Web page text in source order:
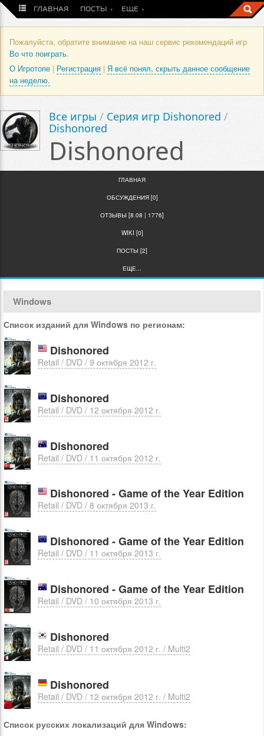
ГЛАВНАЯ ПОСТЫ ЕЩЕ
Пожалуйста, обратите внимание на наш сервис рекомендаций игр
Во что поиграть.
О Игротопе | Регистрация | Я всё понял, скрыть данное сообщение
на неделю.
Все игры / Серия игр Dishonored /
Dishonored
Dishonored
ГЛАВНАЯ
ОБСУЖДЕНИЯ [0]
ОТЗЫВЫ [8.08 | 1776]
WIKI [0]
ПОСТЫ [2]
ЕЩЕ...
Windows
Список изданий для Windows по регионам:
Dishonored
Retail / DVD / 9 октября 2012 г.
Dishonored
Retail / DVD / 12 октября 2012 г.
Dishonored
Retail / DVD / 11 октября 2012 г.
Dishonored - Game of the Year Edition
Retail / DVD / 8 октября 2013 г.
Dishonored - Game of the Year Edition
Retail / DVD / 11 октября 2013 г.
Dishonored - Game of the Year Edition
Retail / DVD / 10 октября 2013 г.
Dishonored
Retail / DVD / 11 октября 2012 г. / Multi2
Dishonored
Retail / DVD / 12 октября 2012 г. / Multi2
Список русских локализаций для Windows: